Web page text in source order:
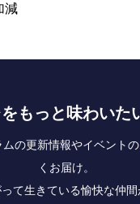
減
もっと味わいた
の更新情報やイベント
くお届け。
て生きている愉快な仲間